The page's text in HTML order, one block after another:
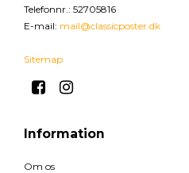
Telefonnr. : 52705816
E-mail: mail@classicposter.dk
Sitemap
Information
Om os